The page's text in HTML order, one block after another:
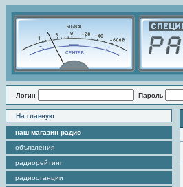
Логин Пароль
На главную
наш магазин радио
объявления
радиорейтинг
радиостанции